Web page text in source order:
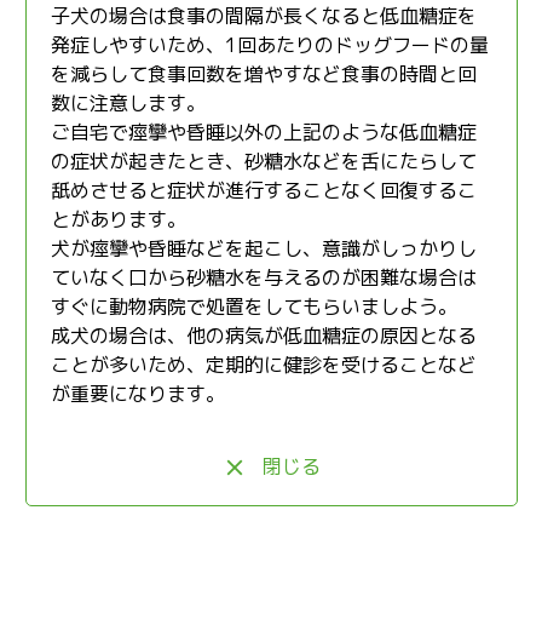
子犬の場合は食事の間隔が長くなると低血糖症を
発症しやすいため、1回あたりのドッグフードの量
を減らして食事回数を増やすなど食事の時間と回
数に注意します。
ご自宅で痙攣や昏睡以外の上記のような低血糖症
の症状が起きたとき、砂糖水などを舌にたらして
舐めさせると症状が進行することなく回復するこ
とがあります。
犬が痙攣や昏睡などを起こし、意識がしっかりし
ていなく口から砂糖水を与えるのが困難な場合は
すぐに動物病院で処置をしてもらいましよう。
成犬の場合は、他の病気が低血糖症の原因となる
ことが多いため、定期的に健診を受けることなど
が重要になります。
閉じる